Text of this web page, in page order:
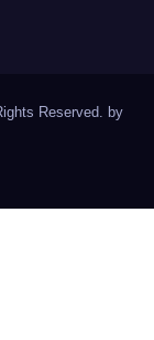
Reserved. by